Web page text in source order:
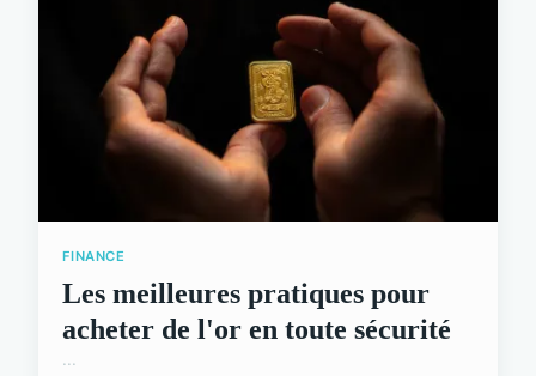
FINANCE
Les meilleures pratiques pour
acheter de l'or en toute sécurité
...